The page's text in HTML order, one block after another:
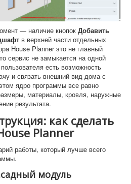
— наличие кнопок Добавить
в верхней части отдельных
House Planner это не главный
сервис не замыкается на одной
есть возможность
и связать внешний вид дома с
ядро программы все равно
материалы, кровля, наружные
результата.
как сделать
Planner
работы, который лучше всего
модуль